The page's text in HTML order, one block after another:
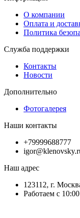
О компании
Оплата и
Политика
Служба поддержки
Контакты
Новости
Дополнительно
Фотогалерея
Наши контакты
+79999688777
Наш адрес
123112, г.
Работаем с